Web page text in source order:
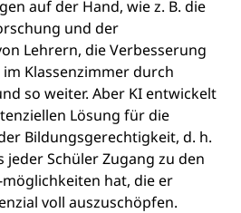
auf der Hand, wie z. B. die
und der
Lehrern, die Verbesserung
Klassenzimmer durch
so weiter. Aber KI entwickelt
Lösung für die
Bildungsgerechtigkeit, d. h.
Schüler Zugang zu den
hat, die er
voll auszuschöpfen.